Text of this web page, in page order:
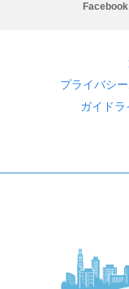
Facebook
プライバシ
ガイドラ